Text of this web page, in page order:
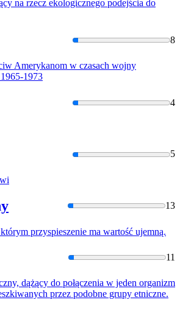
na rzecz ekologicznego podejścia do
8
Amerykanom w czasach wojny
1973
4
5
13
którym przyspieszenie ma wartość ujemną.
11
dążący do połączenia w jeden organizm
przez podobne grupy etniczne.